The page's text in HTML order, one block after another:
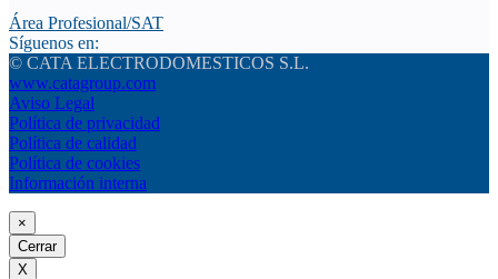
Área Profesional/SAT
Síguenos en:
© CATA ELECTRODOMESTICOS S.L.
www.catagroup.com
Aviso Legal
Política de privacidad
Política de calidad
Política de cookies
Información interna
×
Cerrar
X